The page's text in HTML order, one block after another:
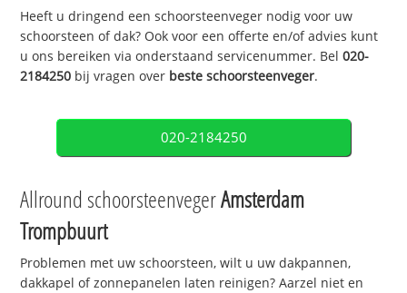
Heeft u dringend een schoorsteenveger nodig voor uw
schoorsteen of dak? Ook voor een offerte en/of advies kunt
u ons bereiken via onderstaand servicenummer. Bel020-
2184250 bij vragen over beste schoorsteenveger.
020-2184250
Allround schoorsteenvegerAmsterdam
Trompbuurt
Problemen met uw schoorsteen, wilt u uw dakpannen,
dakkapel of zonnepanelen laten reinigen? Aarzel niet en